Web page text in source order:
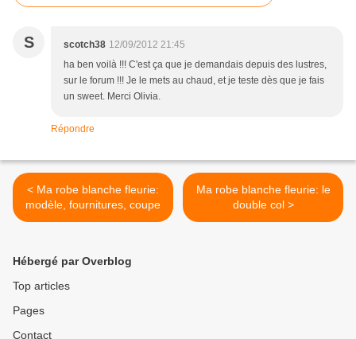
S scotch38 12/09/2012 21:45
ha ben voilà !!! C'est ça que je demandais depuis des lustres,
sur le forum !!! Je le mets au chaud, et je teste dès que je fais
un sweet. Merci Olivia.
Répondre
< Ma robe blanche fleurie:
modèle, fournitures, coupe
Ma robe blanche fleurie: le
double col >
Hébergé par Overblog
Top articles
Pages
Contact